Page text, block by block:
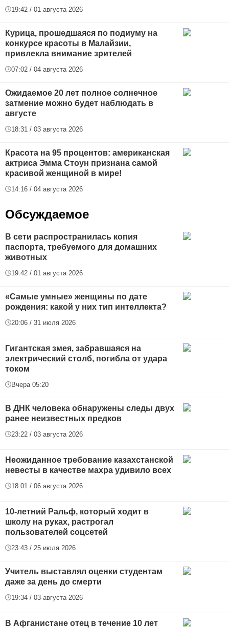
19:42 / 01 августа 2026
Курица, прошедшаяся по подиуму на
конкурсе красоты в Малайзии,
привлекла внимание зрителей
07:02 / 04 августа 2026
Ожидаемое 20 лет полное солнечное
затмение можно будет наблюдать в
августе
18:31 / 03 августа 2026
Красота на 95 процентов: американская
актриса Эмма Стоун признана самой
красивой женщиной в мире!
14:16 / 04 августа 2026
Обсуждаемое
В сети распространилась копия
паспорта, требуемого для домашних
животных
19:42 / 01 августа 2026
«Самые умные» женщины по дате
рождения: какой у них тип интеллекта?
20:06 / 31 июля 2026
Гигантская змея, забравшаяся на
электрический столб, погибла от удара
током
Вчера 05:20
В ДНК человека обнаружены следы двух
ранее неизвестных предков
23:22 / 03 августа 2026
Неожиданное требование казахстанской
невесты в качестве махра удивило всех
18:01 / 06 августа 2026
10-летний Ральф, который ходит в
школу на руках, растрогал
пользователей соцсетей
23:43 / 25 июля 2026
Учитель выставлял оценки студентам
даже за день до смерти
19:34 / 03 августа 2026
В Афганистане отец в течение 10 лет